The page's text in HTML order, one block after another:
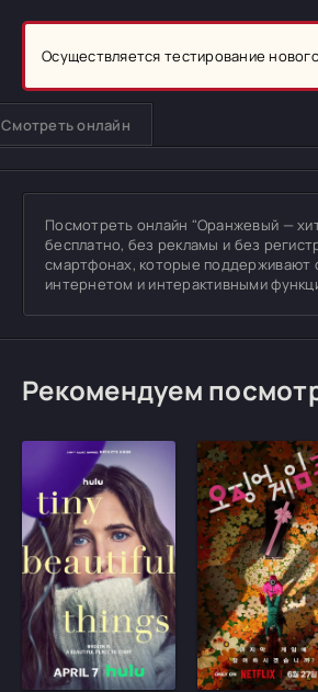
Осуществляется тестирование
Смотреть онлайн
Посмотреть онлайн "Оранжевый —
бесплатно, без рекламы и без
смартфонах, которые поддерживают
интернетом и интерактивными
Рекомендуем
[/ [/